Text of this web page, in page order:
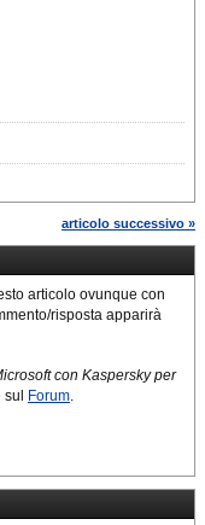
articolo successivo »
articolo ovunque con
risposta apparirà
con Kaspersky per
sul Forum.